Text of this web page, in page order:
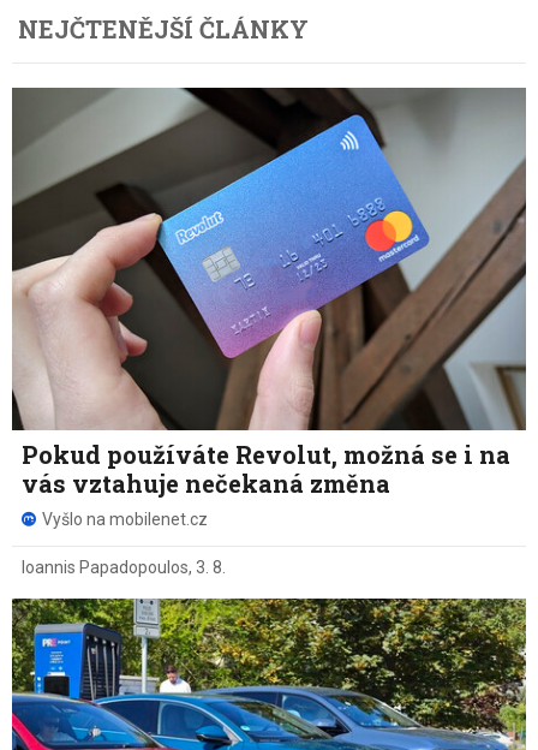
NEJČTENĚJŠÍ ČLÁNKY
Pokud používáte Revolut, možná se i na
vás vztahuje nečekaná změna
Vyšlo na mobilenet.cz
Ioannis Papadopoulos, 3. 8.